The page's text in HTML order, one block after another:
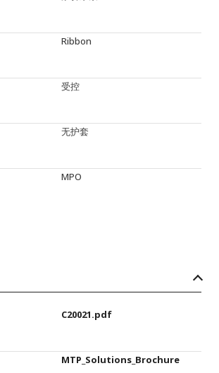
Ribbon
受控
无护套
MPO
C20021.pdf
MTP_Solutions_Brochure